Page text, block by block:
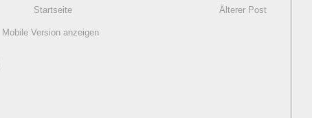
Älterer Post
Startseite
Mobile Version anzeigen